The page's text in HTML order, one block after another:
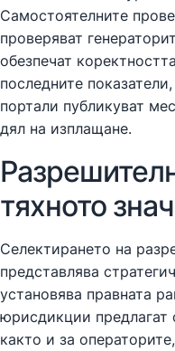
Самостоятелните
проверяват
обезпечат
последните
портали публикуват
дял на изплащане.
тяхното
Селектирането на
представлява
установява правната
юрисдикции
както и за